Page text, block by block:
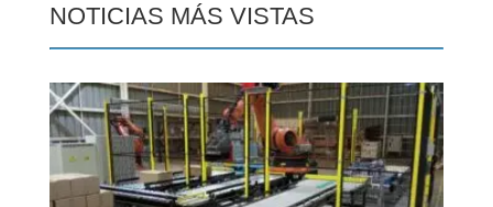
NOTICIAS MÁS VISTAS